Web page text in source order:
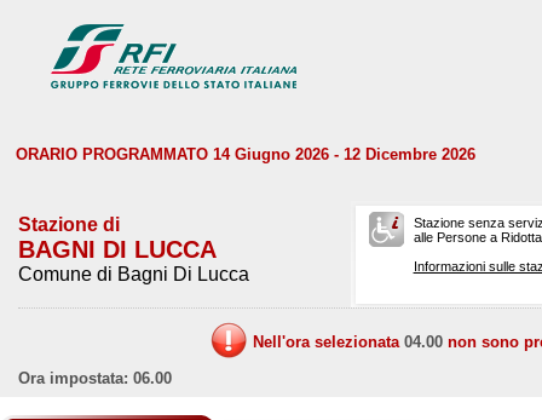
ORARIO PROGRAMMATO 14 Giugno 2026 - 12 Dicembre 2026
Stazione di
BAGNI DI LUCCA
Comune di Bagni Di Lucca
Stazione senza
alle Persone a
Informazioni sulle
Nell'ora selezionata 04.00 non sono
Ora impostata: 06.00